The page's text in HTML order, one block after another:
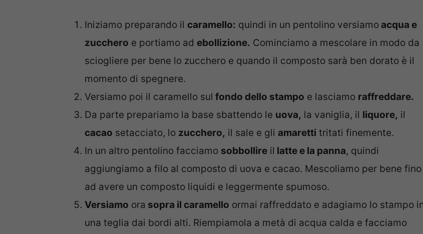
Iniziamo preparando il caramello: quindi in un pentolino versiamoacqua e
zucchero e portiamo ad ebollizione. Cominciamo a mescolare in modo da
sciogliere per bene lo zucchero e quando il composto sarà ben dorato è il
momento di spegnere.
Versiamo poi il caramello sul fondo dello stampo e lasciamo raffreddare.
Da parte prepariamo la base sbattendo le uova, la vaniglia, il liquore, il
cacao setacciato, lo zucchero, il sale e gli amaretti tritati finemente.
In un altro pentolino facciamo sobbollire il latte e la panna, quindi
aggiungiamo a filo al composto di uova e cacao. Mescoliamo per bene fino
ad avere un composto liquidi e leggermente spumoso.
Versiamo ora sopra il caramello ormai raffreddato e adagiamo lo stampo
una teglia dai bordi alti. Riempiamola a metà di acqua calda e facciamo